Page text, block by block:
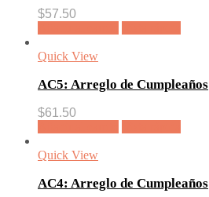
$57.50
Quick View
AC5: Arreglo de Cumpleaños
$61.50
Quick View
AC4: Arreglo de Cumpleaños